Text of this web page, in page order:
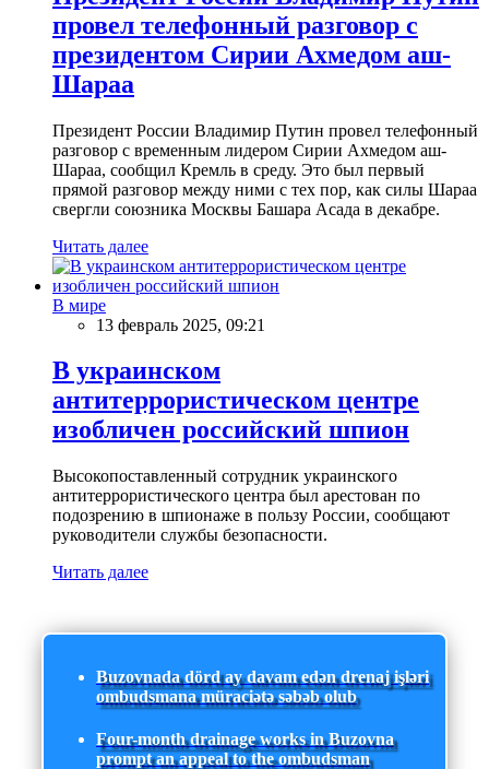
провел телефонный разговор с
президентом Сирии Ахмедом аш-
Шараа
Президент России Владимир Путин провел телефонный
разговор с временным лидером Сирии Ахмедом аш-
Шараа, сообщил Кремль в среду. Это был первый
прямой разговор между ними с тех пор, как силы Шараа
свергли союзника Москвы Башара Асада в декабре.
Читать далее
В мире
13 февраль 2025, 09:21
В украинском
антитеррористическом центре
изобличен российский шпион
Высокопоставленный сотрудник украинского
антитеррористического центра был арестован по
подозрению в шпионаже в пользу России, сообщают
руководители службы безопасности.
Читать далее
Buzovnada dörd ay davam edən drenaj işləri
ombudsmana müraciətə səbəb olub
Four-month drainage works in Buzovna
prompt an appeal to the ombudsman